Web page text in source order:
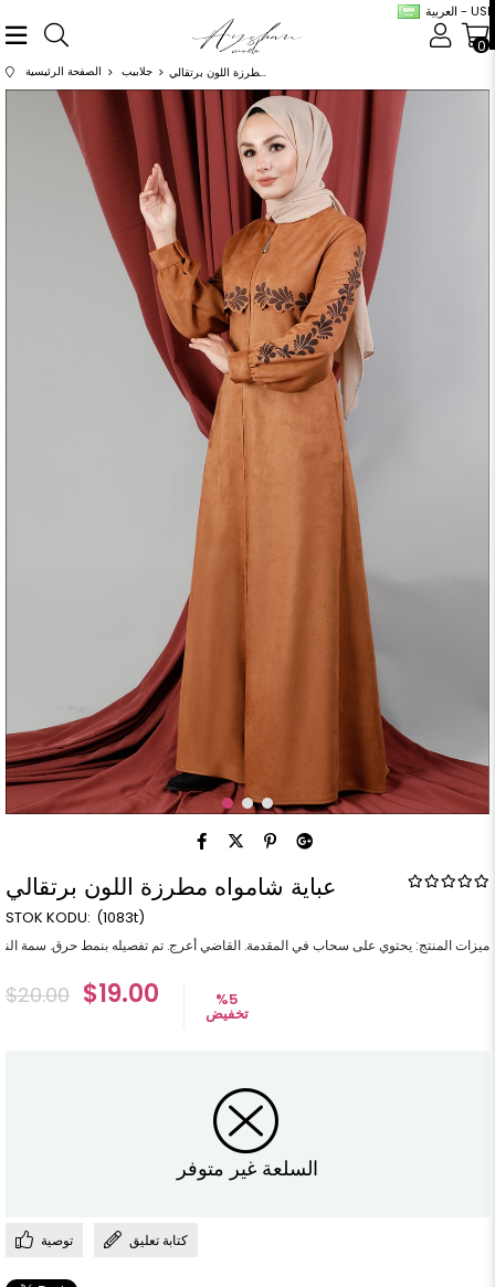
العربية - USD
0
الصفحة الرئيسية جلابيب عباية شامواه مطرزة اللون برتقالي
عباية شامواه مطرزة اللون برتقالي
(1083t)
ميزات المنتج: يحتوي على سحاب في المقدمة. القاضي أعرج. تم تفصيله بنمط حرق. سمة النسيج: جلد سويدي. طول المنتج: 145 سم. نطاق الحجم: تتوفر أحجام 38-40-42-44-46-48-50. أبعاد النموذج: الارتفاع: 1.65 الوزن: 55 محيط الصدر: 85 سم محيط الخصر: 70 سم محيط
$20.00 $19.00 %5
تخفيض
السلعة غير متوفر
توصية كتابة تعليق